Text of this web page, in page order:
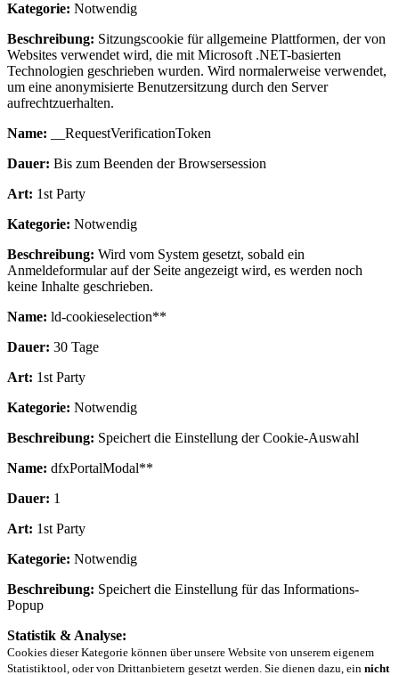
Kategorie: Notwendig
Beschreibung: Sitzungscookie für allgemeine Plattformen, der von
Websites verwendet wird, die mit Microsoft .NET-basierten
Technologien geschrieben wurden. Wird normalerweise verwendet,
um eine anonymisierte Benutzersitzung durch den Server
aufrechtzuerhalten.
Name: __RequestVerificationToken
Dauer: Bis zum Beenden der Browsersession
Art: 1st Party
Kategorie: Notwendig
Beschreibung: Wird vom System gesetzt, sobald ein
Anmeldeformular auf der Seite angezeigt wird, es werden noch
keine Inhalte geschrieben.
Name: ld-cookieselection**
Dauer: 30 Tage
Art: 1st Party
Kategorie: Notwendig
Beschreibung: Speichert die Einstellung der Cookie-Auswahl
Name: dfxPortalModal**
Dauer: 1
Art: 1st Party
Kategorie: Notwendig
Beschreibung: Speichert die Einstellung für das Informations-
Popup
Statistik & Analyse:
Cookies dieser Kategorie können über unsere Website von unserem eigenem
Statistiktool, oder von Drittanbietern gesetzt werden. Sie dienen dazu, ein nicht